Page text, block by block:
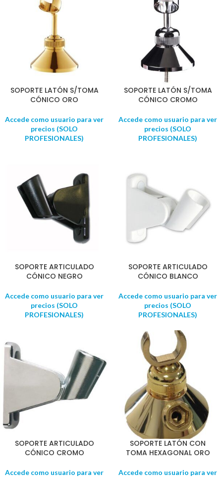
SOPORTE LATÓN S/TOMA
CÓNICO ORO
Accede como usuario para ver
precios (SOLO
PROFESIONALES)
SOPORTE LATÓN S/TOMA
CÓNICO CROMO
Accede como usuario para ver
precios (SOLO
PROFESIONALES)
SOPORTE ARTICULADO
CÓNICO NEGRO
Accede como usuario para ver
precios (SOLO
PROFESIONALES)
SOPORTE ARTICULADO
CÓNICO BLANCO
Accede como usuario para ver
precios (SOLO
PROFESIONALES)
SOPORTE ARTICULADO
CÓNICO CROMO
Accede como usuario para ver
SOPORTE LATÓN CON
TOMA HEXAGONAL ORO
Accede como usuario para ver